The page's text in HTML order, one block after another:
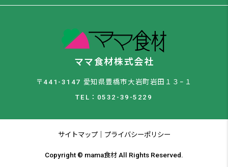
ママ食材株式会社
〒441-3147 愛知県豊橋市大岩町岩田１３−１
TEL：0532-39-5229
サイトマップ｜ プライバシーポリシー
Copyright © mama食材 All Rights Reserved.